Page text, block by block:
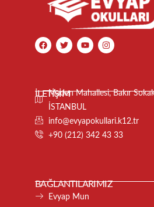
İLETİŞİM
Maden Mahallesi, Bakır
İSTANBUL
info@evyapokullari.k12.tr
+90 (212) 342 43 33
BAĞLANTILARIMIZ
Evyap Mun